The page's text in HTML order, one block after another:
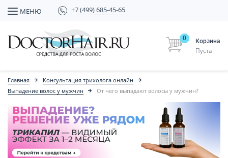
МЕНЮ +7 (499) 685-45-65
Корзина
0
Пуста
Главная
Консультация трихолога онлайн
Выпадение волос у мужчин
От чего выпадают волосы у мужчин?